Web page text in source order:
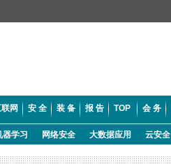
网 安 全 装 备 报 告 TOP 会 务
器学习 网络安全 大数据应用 云安全